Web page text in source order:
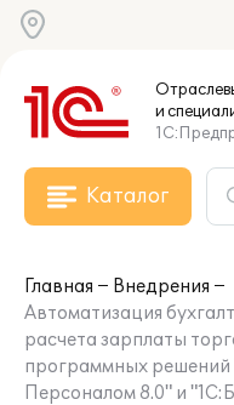
и
Каталог
Главная
Внедрения
Автоматизация
расчета зарплаты
программных решений
Персоналом 8.0" и